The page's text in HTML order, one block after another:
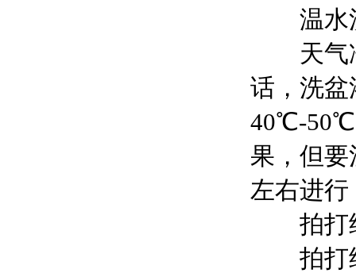
温水
天气冷
话，洗
40℃-50℃
果，但要
左右进行
拍打
拍打经